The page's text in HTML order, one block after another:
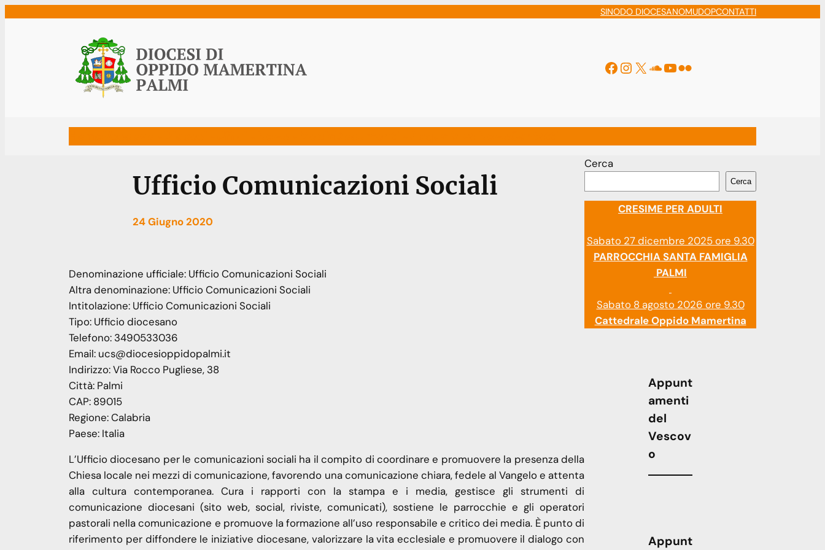
SINODO DIOCESANOMUDOPCONTATTI
Facebook
Instagram
X Soundcloud
YouTube
Flickr
Ufficio Comunicazioni Sociali
24 Giugno 2020
Denominazione ufficiale: Ufficio Comunicazioni Sociali
Altra denominazione: Ufficio Comunicazioni Sociali
Intitolazione: Ufficio Comunicazioni Sociali
Tipo: Ufficio diocesano
Telefono: 3490533036
Email: ucs@diocesioppidopalmi.it
Indirizzo:Via Rocco Pugliese, 38
Città: Palmi
CAP: 89015
Regione:Calabria
Paese: Italia
L’Ufficio diocesano per le comunicazioni sociali ha il compito di coordinare e promuovere la presenza della
Chiesa locale nei mezzi di comunicazione, favorendo una comunicazione chiara, fedele al Vangelo e attenta
alla cultura contemporanea. Cura i rapporti con la stampa e i media, gestisce gli strumenti di
comunicazione diocesani (sito web, social, riviste, comunicati), sostiene le parrocchie e gli operatori
pastorali nella comunicazione e promuove la formazione all’uso responsabile e critico dei media. È punto di
riferimento per diffondere le iniziative diocesane, valorizzare la vita ecclesiale e promuovere il dialogo con
Cerca
Cerca
CRESIME PER ADULTI
Sabato 27 dicembre 2025 ore 9.30
PARROCCHIA SANTA FAMIGLIA
PALMI
Sabato 8 agosto 2026 ore 9.30
Cattedrale Oppido Mamertina
Appunt
amenti
del
Vescov
o
Appunt